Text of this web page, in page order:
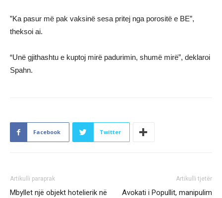
”Ka pasur më pak vaksinë sesa pritej nga porositë e BE”,
theksoi ai.
“Unë gjithashtu e kuptoj mirë padurimin, shumë mirë”, deklaroi
Spahn.
Facebook Twitter
Artikulli paraprak
Mbyllet një objekt hotelierik në
Artikulli tjetër
Avokati i Popullit, manipulim